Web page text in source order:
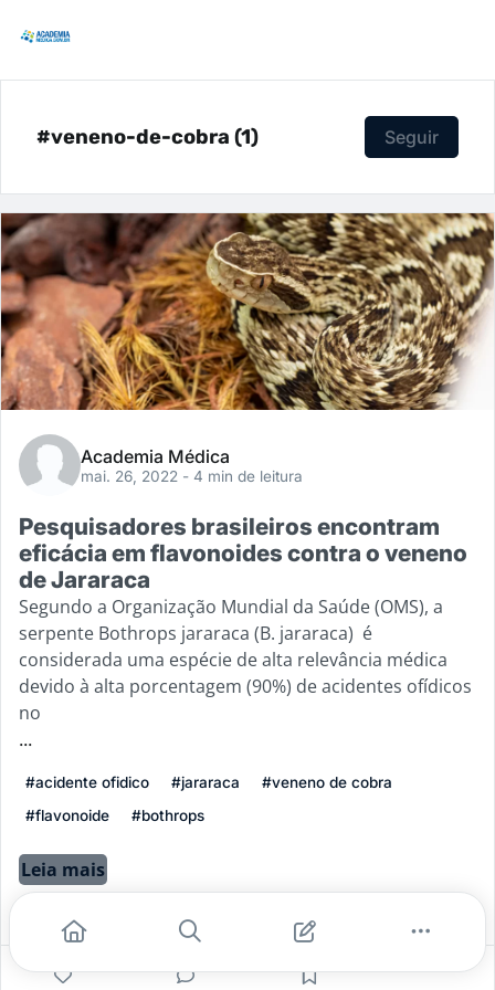
#veneno-de-cobra (1) Seguir
Academia Médica
mai. 26, 2022 - 4 min de leitura
Pesquisadores brasileiros encontram
eficácia em flavonoides contra o veneno
de Jararaca
Segundo a Organização Mundial da Saúde (OMS), a
serpente Bothrops jararaca (B. jararaca) é
considerada uma espécie de alta relevância médica
devido à alta porcentagem (90%) de acidentes ofídicos
no
...
#acidente ofidico #jararaca
#veneno de cobra
#flavonoide
#bothrops
Leia mais